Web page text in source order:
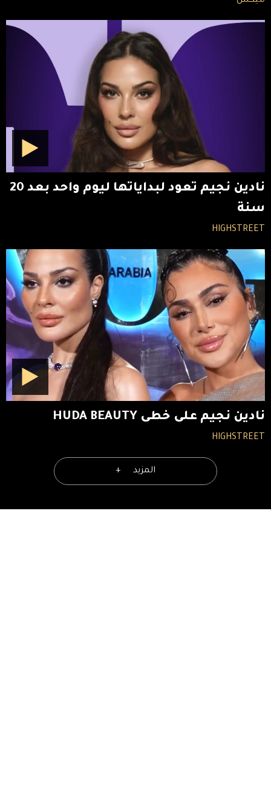
نادين نجيم تعود لبداياتها ليوم واحد بعد 20
سنة
HIGHSTREET
نادين نجيم على خطى HUDA BEAUTY
HIGHSTREET
المزيد